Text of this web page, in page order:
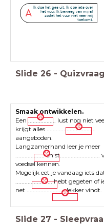
A
Ik doe het gas uit. Ik doe iets over
het vuur. Ik beweeg van mij af
zodat het vuur niet naar mij
toekomt.
Slide 26 - Quizvraag
Smaak ontwikkelen.
Een .................. lust nog niet
krijgt alles ................................
aangeboden.
Langzamerhand leer je meer
................... en
voedsel kennen.
Mogelijk eet je vandaag iets
........................ hebt gegeten of
net ......................... lekker vindt.
Slide 27 -